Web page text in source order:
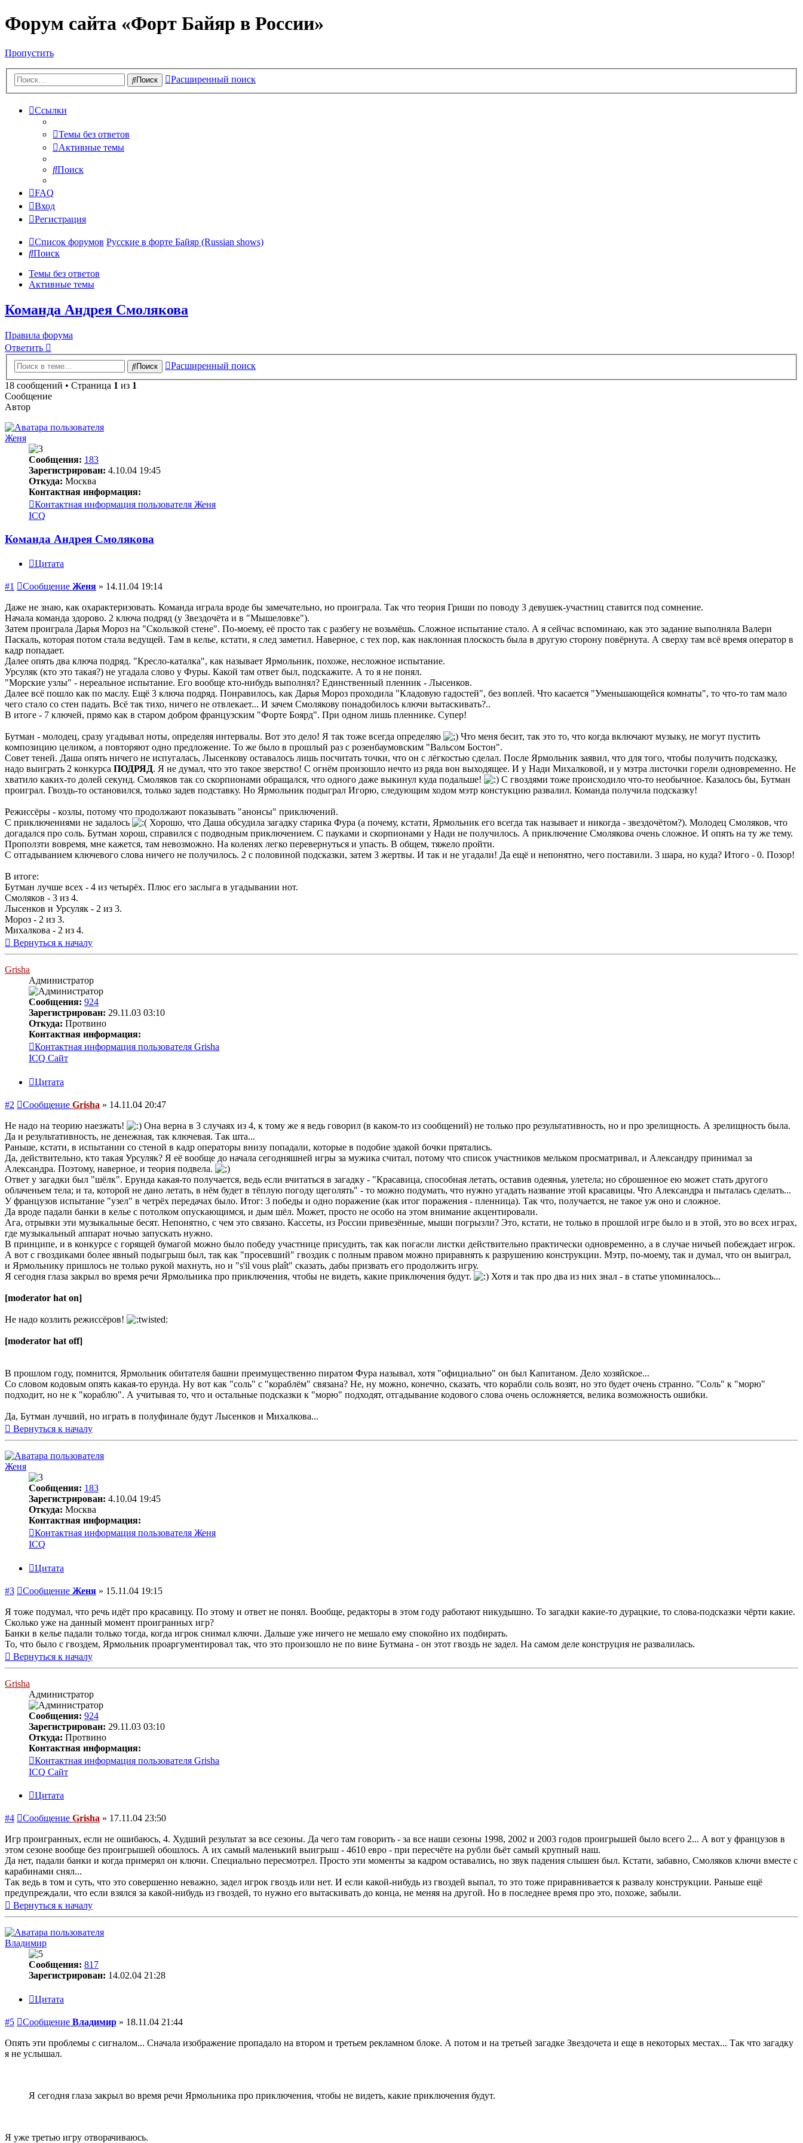
Форум сайта «Форт Байяр в России»
Пропустить
Поиск Расширенный поиск
Ссылки
Темы без ответов
Активные темы
Поиск
FAQ
Вход
Регистрация
Список форумов Русские в форте Байяр (Russian shows)
Поиск
Темы без ответов
Активные темы
Команда Андрея Смолякова
Правила форума
Ответить
Поиск
Расширенный поиск
18 сообщений • Страница 1 из 1
Сообщение
Автор
Женя
Сообщения: 183
Зарегистрирован: 4.10.04 19:45
Откуда: Москва
Контактная информация:
Контактная информация пользователя Женя
ICQ
Команда Андрея Смолякова
Цитата
#1 Сообщение Женя » 14.11.04 19:14
Даже не знаю, как охарактеризовать. Команда играла вроде бы замечательно, но проиграла. Так что теория Гриши по поводу 3 девушек-участниц ставится под сомнение.
Начала команда здорово. 2 ключа подряд (у Звездочёта и в "Мышеловке").
Затем проиграла Дарья Мороз на "Скользкой стене". По-моему, её просто так с разбегу не возьмёшь. Сложное испытание стало. А я сейчас вспоминаю, как это задание выполняла Валери
Паскаль, которая потом стала ведущей. Там в келье, кстати, я след заметил. Наверное, с тех пор, как наклонная плоскость была в другую сторону повёрнута. А сверху там всё время оператор в
кадр попадает.
Далее опять два ключа подряд. "Кресло-каталка", как называет Ярмольник, похоже, несложное испытание.
Урсуляк (кто это такая?) не угадала слово у Фуры. Какой там ответ был, подскажите. А то я не понял.
"Морские узлы" - нереальное испытание. Его вообще кто-нибудь выполнял? Единственный пленник - Лысенков.
Далее всё пошло как по маслу. Ещё 3 ключа подряд. Понравилось, как Дарья Мороз проходила "Кладовую гадостей", без воплей. Что касается "Уменьшающейся комнаты", то что-то там мало
чего стало со стен падать. Всё так тихо, ничего не отвлекает... И зачем Смолякову понадобилось ключи вытаскивать?..
В итоге - 7 ключей, прямо как в старом добром французским "Форте Боярд". При одном лишь пленнике. Супер!
Бутман - молодец, сразу угадывал ноты, определяя интервалы. Вот это дело! Я так тоже всегда определяю
Что меня бесит, так это то, что когда включают музыку, не могут пустить
композицию целиком, а повторяют одно предложение. То же было в прошлый раз с розенбаумовским "Вальсом Бостон".
Совет теней. Даша опять ничего не испугалась, Лысенкову оставалось лишь посчитать точки, что он с лёгкостью сделал. После Ярмольник заявил, что для того, чтобы получить подсказку,
надо выиграть 2 конкурса ПОДРЯД. Я не думал, что это такое зверство! С огнём произошло нечто из ряда вон выходящее. И у Нади Михалковой, и у мэтра листочки горели одновременно. Не
хватило каких-то долей секунд. Смоляков так со скорпионами обращался, что одного даже выкинул куда подальше!
С гвоздями тоже происходило что-то необычное. Казалось бы, Бутман
проиграл. Гвоздь-то остановился, только задев подставку. Но Ярмольник подыграл Игорю, следующим ходом мэтр констукцию развалил. Команда получила подсказку!
Режиссёры - козлы, потому что продолжают показывать "анонсы" приключений.
С приключениями не задалось
Хорошо, что Даша обсудила загадку старика Фура (а почему, кстати, Ярмольник его всегда так называет и никогда - звездочётом?). Молодец Смоляков, что
догадался про соль. Бутман хорош, справился с подводным приключением. С пауками и скорпионами у Нади не получилось. А приключение Смолякова очень сложное. И опять на ту же тему.
Проползти вовремя, мне кажется, там невозможно. На коленях легко перевернуться и упасть. В общем, тяжело пройти.
С отгадыванием ключевого слова ничего не получилось. 2 с половиной подсказки, затем 3 жертвы. И так и не угадали! Да ещё и непонятно, чего поставили. 3 шара, но куда? Итого - 0. Позор!
В итоге:
Бутман лучше всех - 4 из четырёх. Плюс его заслыга в угадывании нот.
Смоляков - 3 из 4.
Лысенков и Урсуляк - 2 из 3.
Мороз - 2 из 3.
Михалкова - 2 из 4.
Вернуться к началу
Grisha
Администратор
Сообщения: 924
Зарегистрирован: 29.11.03 03:10
Откуда: Протвино
Контактная информация:
Контактная информация пользователя Grisha
ICQ Сайт
Цитата
#2 Сообщение Grisha » 14.11.04 20:47
Не надо на теорию наезжать!
Она верна в 3 случаях из 4, к тому же я ведь говорил (в каком-то из сообщений) не только про результативность, но и про зрелищность. А зрелищность была.
Да и результативность, не денежная, так ключевая. Так шта...
Раньше, кстати, в испытании со стеной в кадр операторы внизу попадали, которые в подобие эдакой бочки прятались.
Да, действительно, кто такая Урсуляк? Я её вообще до начала сегодняшней игры за мужика считал, потому что список участников мельком просматривал, и Александру принимал за
Александра. Поэтому, наверное, и теория подвела.
Ответ у загадки был "шёлк". Ерунда какая-то получается, ведь если вчитаться в загадку - "Красавица, способная летать, оставив одеянья, улетела; но сброшенное ею может стать другого
облаченьем тела; и та, которой не дано летать, в нём будет в тёплую погоду щеголять" - то можно подумать, что нужно угадать название этой красавицы. Что Александра и пыталась сделать...
У французов испытание "узел" в четрёх передачах было. Итог: 3 победы и одно поражение (как итог поражения - пленница). Так что, получается, не такое уж оно и сложное.
Да вроде падали банки в келье с потолком опускающимся, и дым шёл. Может, просто не особо на этом внимание акцентировали.
Ага, отрывки эти музыкальные бесят. Непонятно, с чем это связано. Кассеты, из России привезённые, мыши погрызли? Это, кстати, не только в прошлой игре было и в этой, это во всех играх,
где музыкальный аппарат ночью запускать нужно.
В принципе, и в конкурсе с горящей бумагой можно было победу участнице присудить, так как погасли листки действительно практически одновременно, а в случае ничьей побеждает игрок.
А вот с гвоздиками более явный подыгрыш был, так как "просевший" гвоздик с полным правом можно приравнять к разрушению конструкции. Мэтр, по-моему, так и думал, что он выиграл,
и Ярмольнику пришлось не только рукой махнуть, но и "s'il vous plaît" сказать, дабы призвать его продолжить игру.
Я сегодня глаза закрыл во время речи Ярмольника про приключения, чтобы не видеть, какие приключения будут.
Хотя и так про два из них знал - в статье упоминалось...
[moderator hat on]
Не надо козлить режиссёров!
[moderator hat off]
В прошлом году, помнится, Ярмольник обитателя башни преимущественно пиратом Фура называл, хотя "официально" он был Капитаном. Дело хозяйское...
Со словом кодовым опять какая-то ерунда. Ну вот как "соль" с "кораблём" связана? Не, ну можно, конечно, сказать, что корабли соль возят, но это будет очень странно. "Соль" к "морю"
подходит, но не к "кораблю". А учитывая то, что и остальные подсказки к "морю" подходят, отгадывание кодового слова очень осложняется, велика возможность ошибки.
Да, Бутман лучший, но играть в полуфинале будут Лысенков и Михалкова...
Вернуться к началу
Женя
Сообщения: 183
Зарегистрирован: 4.10.04 19:45
Откуда: Москва
Контактная информация:
Контактная информация пользователя Женя
ICQ
Цитата
#3 Сообщение Женя » 15.11.04 19:15
Я тоже подумал, что речь идёт про красавицу. По этому и ответ не понял. Вообще, редакторы в этом году работают никудышно. То загадки какие-то дурацкие, то слова-подсказки чёрти какие.
Сколько уже на данный момент проигранных игр?
Банки в келье падали только тогда, когда игрок снимал ключи. Дальше уже ничего не мешало ему спокойно их подбирать.
То, что было с гвоздем, Ярмольник проаргументировал так, что это произошло не по вине Бутмана - он этот гвоздь не задел. На самом деле конструция не развалилась.
Вернуться к началу
Grisha
Администратор
Сообщения: 924
Зарегистрирован: 29.11.03 03:10
Откуда: Протвино
Контактная информация:
Контактная информация пользователя Grisha
ICQ Сайт
Цитата
#4 Сообщение Grisha » 17.11.04 23:50
Игр проигранных, если не ошибаюсь, 4. Худший результат за все сезоны. Да чего там говорить - за все наши сезоны 1998, 2002 и 2003 годов проигрышей было всего 2... А вот у французов в
этом сезоне вообще без проигрышей обошлось. А их самый маленький выигрыш - 4610 евро - при пересчёте на рубли бьёт самый крупный наш.
Да нет, падали банки и когда примерял он ключи. Специально пересмотрел. Просто эти моменты за кадром оставались, но звук падения слышен был. Кстати, забавно, Смоляков ключи вместе с
карабинами снял...
Так ведь в том и суть, что это совершенно неважно, задел игрок гвоздь или нет. И если какой-нибудь из гвоздей выпал, то это тоже приравнивается к развалу конструкции. Раньше ещё
предупреждали, что если взялся за какой-нибудь из гвоздей, то нужно его вытаскивать до конца, не меняя на другой. Но в последнее время про это, похоже, забыли.
Вернуться к началу
Владимир
Сообщения: 817
Зарегистрирован: 14.02.04 21:28
Цитата
#5 Сообщение Владимир » 18.11.04 21:44
Опять эти проблемы с сигналом... Сначала изображение пропадало на втором и третьем рекламном блоке. А потом и на третьей загадке Звездочета и еще в некоторых местах... Так что загадку
я не услышал.
Я сегодня глаза закрыл во время речи Ярмольника про приключения, чтобы не видеть, какие приключения будут.
Я уже третью игру отворачиваюсь.